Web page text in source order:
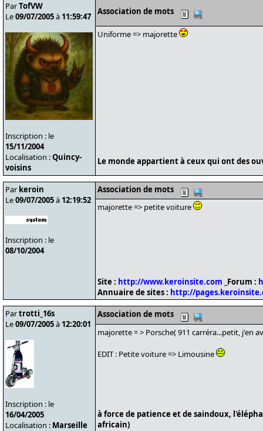
ParTofVW
Le09/07/2005à 11:59:47
Inscription : le
15/11/2004
Localisation :Quincy-
voisins
Association de mots
Uniforme => majorette
Le monde appartient à ceux qui ont des
Par keroin
Le09/07/2005à 12:19:52
Inscription : le
08/10/2004
Association de mots
majorette => petite voiture
Site : http://www.keroinsite.com _Forum :
Annuaire de sites : http://
Partrotti_16s
Le09/07/2005à 12:20:01
Inscription : le
16/04/2005
Localisation : Marseille
Association de mots
majorette = > Porsche( 911 carréra...petit, j'en
EDIT : Petite voiture => Limousine
à force de patience et de saindoux,
africain)